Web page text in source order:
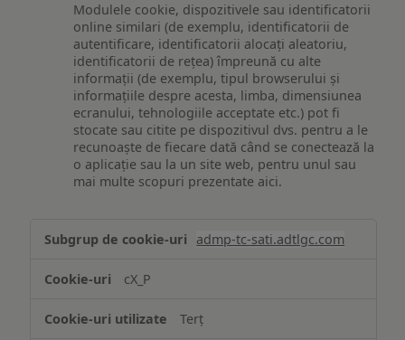
Modulele cookie, dispozitivele sau identificatorii
online similari (de exemplu, identificatorii de
autentificare, identificatorii alocați aleatoriu,
identificatorii de rețea) împreună cu alte
informații (de exemplu, tipul browserului și
informațiile despre acesta, limba, dimensiunea
ecranului, tehnologiile acceptate etc.) pot fi
stocate sau citite pe dispozitivul dvs. pentru a le
recunoaște de fiecare dată când se conectează la
o aplicație sau la un site web, pentru unul sau
mai multe scopuri prezentate aici.
și/sau
informațiilor
pe
admp-tc-sati.adtlgc.com
cX_P
Terț